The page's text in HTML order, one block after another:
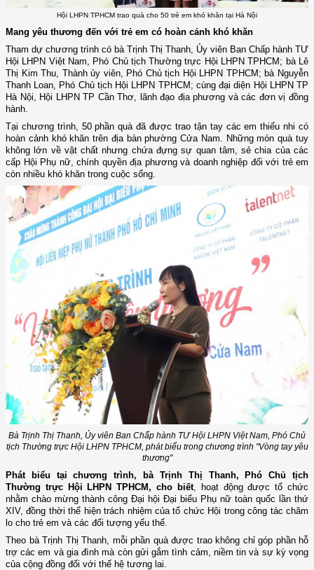
Hội LHPN TPHCM trao quà cho 50 trẻ em khó khăn tại Hà Nội
Mang yêu thương đến với trẻ em có hoàn cảnh khó khăn
Tham dự chương trình có bà Trịnh Thị Thanh, Ủy viên Ban Chấp hành TƯ
Hội LHPN Việt Nam, Phó Chủ tịch Thường trực Hội LHPN TPHCM; bà Lê
Thị Kim Thu, Thành ủy viên, Phó Chủ tịch Hội LHPN TPHCM; bà Nguyễn
Thanh Loan, Phó Chủ tịch Hội LHPN TPHCM; cùng đại diện Hội LHPN TP
Hà Nội, Hội LHPN TP Cần Thơ, lãnh đạo địa phương và các đơn vị đồng
hành.
Tại chương trình, 50 phần quà đã được trao tận tay các em thiếu nhi có
hoàn cảnh khó khăn trên địa bàn phường Cửa Nam. Những món quà tuy
không lớn về vật chất nhưng chứa đựng sự quan tâm, sẻ chia của các
cấp Hội Phụ nữ, chính quyền địa phương và doanh nghiệp đối với trẻ em
còn nhiều khó khăn trong cuộc sống.
Bà Trịnh Thị Thanh, Ủy viên Ban Chấp hành TƯ Hội LHPN Việt Nam, Phó Chủ
tịch Thường trực Hội LHPN TPHCM, phát biểu trong chương trình "Vòng tay yêu
thương"
Phát biểu tại chương trình, bà Trịnh Thị Thanh, Phó Chủ tịch
Thường trực Hội LHPN TPHCM, cho biết, hoạt động được tổ chức
nhằm chào mừng thành công Đại hội Đại biểu Phụ nữ toàn quốc lần thứ
XIV, đồng thời thể hiện trách nhiệm của tổ chức Hội trong công tác chăm
lo cho trẻ em và các đối tượng yếu thế.
Theo bà Trịnh Thị Thanh, mỗi phần quà được trao không chỉ góp phần hỗ
trợ các em và gia đình mà còn gửi gắm tình cảm, niềm tin và sự kỳ vọng
của cộng đồng đối với thế hệ tương lai.